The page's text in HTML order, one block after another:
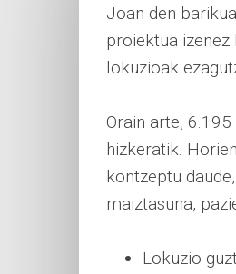
Joan den
proiektua izenez
lokuzioak
Orain arte,
hizkeratik.
kontzeptu
maiztasuna,
Lokuzio